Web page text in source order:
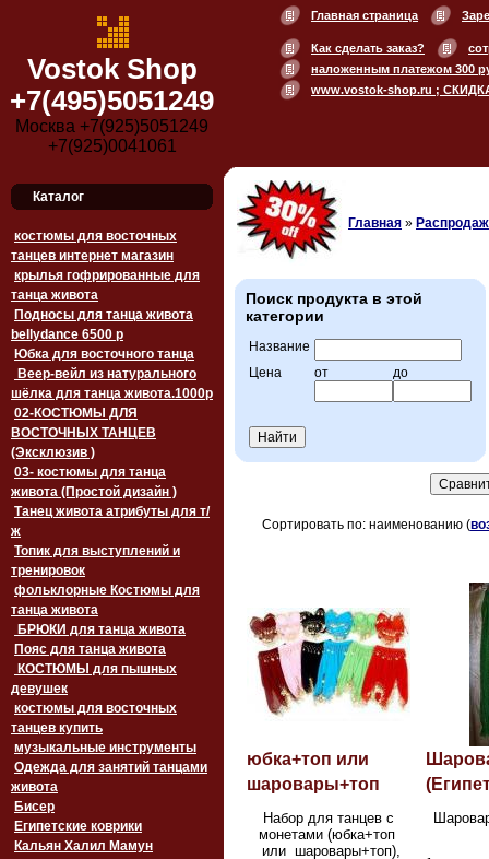
Vostok Shop
+7(495)5051249
Москва +7(925)5051249
+7(925)0041061
Главная страница
Как сделать заказ?
наложенным платежом 300
www.vostok-shop.ru ;
Каталог
костюмы для восточных
танцев интернет магазин
крылья гофрированные для
танца живота
Подносы для танца живота
bellydance 6500 p
Юбка для восточного танца
Веер-вейл из натурального
шёлка для танца живота.1000p
02-КОСТЮМЫ ДЛЯ
ВОСТОЧНЫХ ТАНЦЕВ
(Эксклюзив )
03- костюмы для танца
живота (Простой дизайн )
Танец живота атрибуты для т/
ж
Топик для выступлений и
тренировок
фольклорные Костюмы для
танца живота
БРЮКИ для танца живота
Пояс для танца живота
девушек
костюмы для восточных
танцев купить
музыкальные инструменты
Одежда для занятий танцами
живота
Бисер
Египетские коврики
Кальян Халил Мамун
Главная »
Поиск продукта в этой
категории
Название
Цена
от до
Сортировать по: наименованию (
юбка+топ или
шаровары+топ
Набор для танцев с
монетами (юбка+топ
или шаровары+топ),